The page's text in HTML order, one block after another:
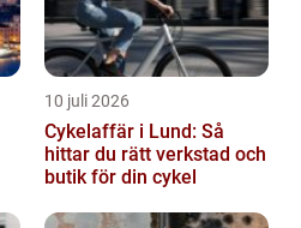
10 juli 2026
Cykelaffär i Lund: Så
hittar du rätt verkstad och
butik för din cykel